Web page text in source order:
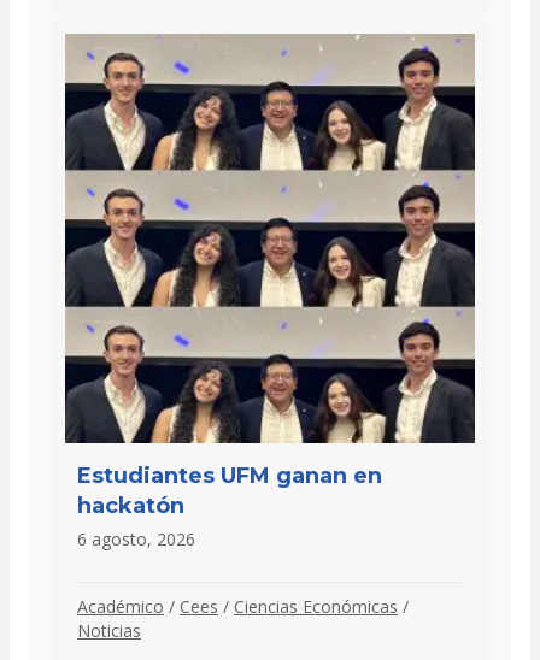
Estudiantes UFM ganan en
hackatón
6 agosto, 2026
Académico / Cees / Ciencias Económicas /
Noticias